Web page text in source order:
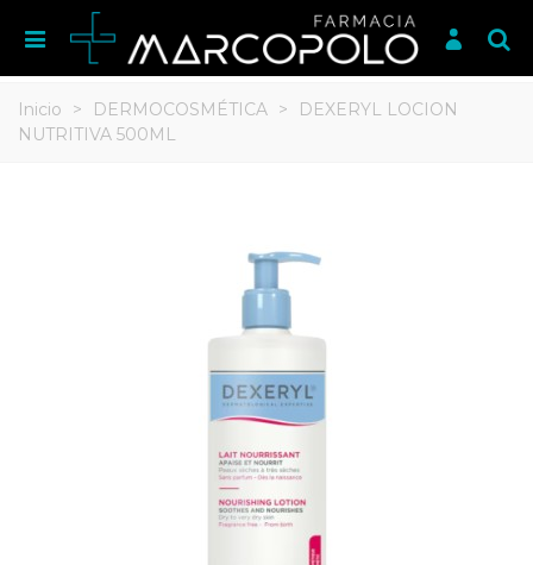
Inicio > DERMOCOSMÉTICA >
DEXERYL LOCION
NUTRITIVA 500ML